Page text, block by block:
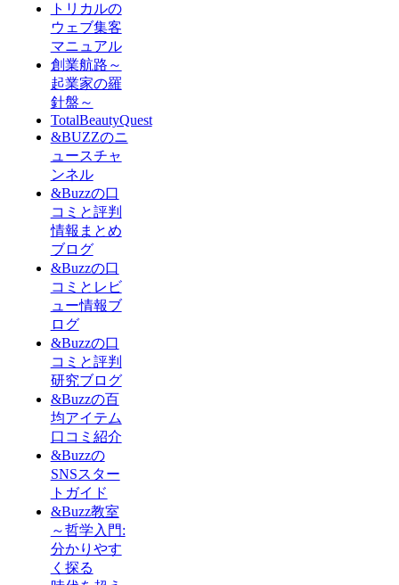
トリカルの
ウェブ集客
マニュアル
創業航路～
起業家の羅
針盤～
TotalBeautyQuest
&BUZZのニ
ュースチャ
ンネル
&Buzzの口
コミと評判
情報まとめ
ブログ
&Buzzの口
コミとレビ
ュー情報ブ
ログ
&Buzzの口
コミと評判
研究ブログ
&Buzzの百
均アイテム
口コミ紹介
&Buzzの
SNSスター
トガイド
&Buzz教室
～哲学入門:
分かりやす
く探る